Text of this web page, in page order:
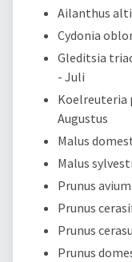
Ailanthus
Cydonia
Gleditsia
- Juli
Koelreuteria
Augustus
Malus
Malus
Prunus
Prunus
Prunus
Prunus